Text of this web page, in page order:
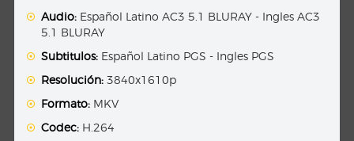
Audio: Español Latino AC3 5.1 BLURAY - Ingles AC3
5.1 BLURAY
Subtitulos: Español Latino PGS - Ingles PGS
Resolución: 3840x1610p
Formato: MKV
Codec: H.264